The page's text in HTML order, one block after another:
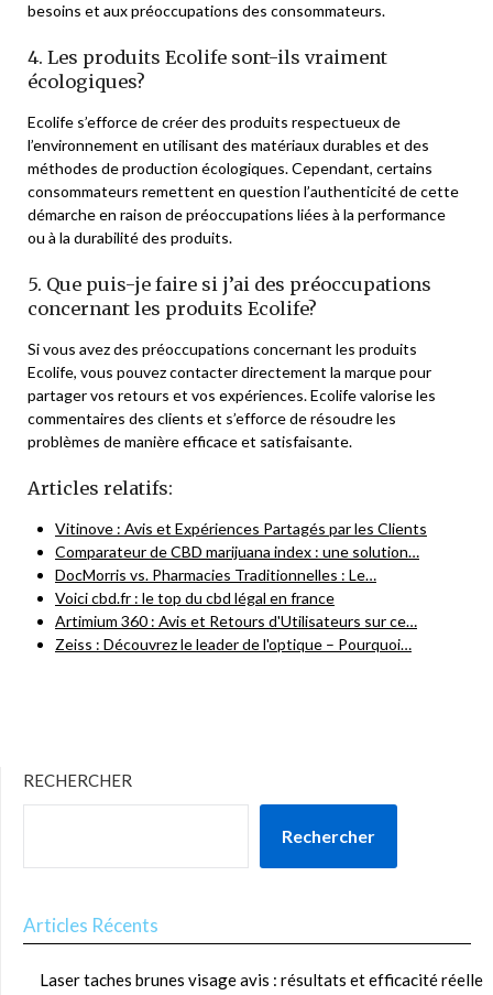
besoins et aux préoccupations des consommateurs.
4. Les produits Ecolife sont-ils vraiment
écologiques?
Ecolife s’efforce de créer des produits respectueux de
l’environnement en utilisant des matériaux durables et des
méthodes de production écologiques. Cependant, certains
consommateurs remettent en question l’authenticité de cette
démarche en raison de préoccupations liées à la performance
ou à la durabilité des produits.
5. Que puis-je faire si j’ai des préoccupations
concernant les produits Ecolife?
Si vous avez des préoccupations concernant les produits
Ecolife, vous pouvez contacter directement la marque pour
partager vos retours et vos expériences. Ecolife valorise les
commentaires des clients et s’efforce de résoudre les
problèmes de manière efficace et satisfaisante.
Articles relatifs:
Vitinove : Avis et Expériences Partagés par les Clients
Comparateur de CBD marijuana index : une solution…
DocMorris vs. Pharmacies Traditionnelles : Le…
Voici cbd.fr : le top du cbd légal en france
Artimium 360 : Avis et Retours d'Utilisateurs sur ce…
Zeiss : Découvrez le leader de l'optique – Pourquoi…
RECHERCHER
Rechercher
Articles Récents
Laser taches brunes visage avis : résultats et efficacité réelle